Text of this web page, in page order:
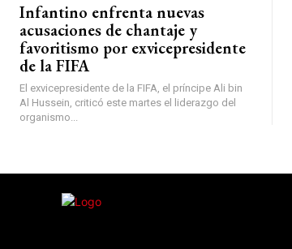
Infantino enfrenta nuevas
acusaciones de chantaje y
favoritismo por exvicepresidente
de la FIFA
El exvicepresidente de la FIFA, el príncipe Ali bin
Al Hussein, criticó este martes el liderazgo del
organismo...